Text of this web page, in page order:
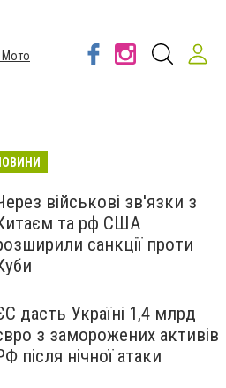
Мото
військові зв'язки з
та рф США
санкції проти
дасть Україні 1,4 млрд
з заморожених активів
після нічної атаки